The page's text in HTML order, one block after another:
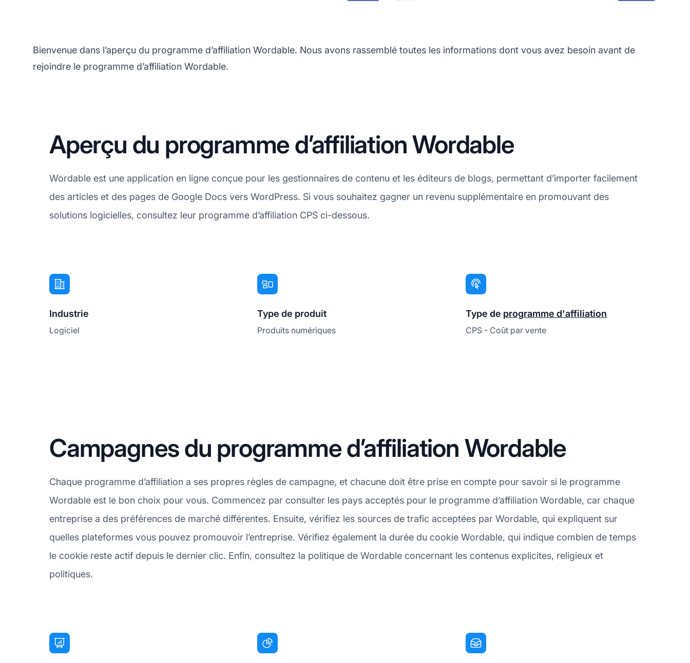
Bienvenue dans l’aperçu du programme d’affiliation Wordable. Nous avons rassemblé toutes les informations dont vous avez besoin avant de
rejoindre le programme d’affiliation Wordable.
Aperçu du programme d’affiliation Wordable
Wordable est une application en ligne conçue pour les gestionnaires de contenu et les éditeurs de blogs, permettant d’importer facilement
des articles et des pages de Google Docs vers WordPress. Si vous souhaitez gagner un revenu supplémentaire en promouvant des
solutions logicielles, consultez leur programme d’affiliation CPS ci-dessous.
Industrie
Logiciel
Type de produit
Produits numériques
Type de programme d'affiliation
CPS - Coût par vente
Campagnes du programme d’affiliation Wordable
Chaque programme d’affiliation a ses propres règles de campagne, et chacune doit être prise en compte pour savoir si le programme
Wordable est le bon choix pour vous. Commencez par consulter les pays acceptés pour le programme d’affiliation Wordable, car chaque
entreprise a des préférences de marché différentes. Ensuite, vérifiez les sources de trafic acceptées par Wordable, qui expliquent sur
quelles plateformes vous pouvez promouvoir l’entreprise. Vérifiez également la durée du cookie Wordable, qui indique combien de temps
le cookie reste actif depuis le dernier clic. Enfin, consultez la politique de Wordable concernant les contenus explicites, religieux et
politiques.